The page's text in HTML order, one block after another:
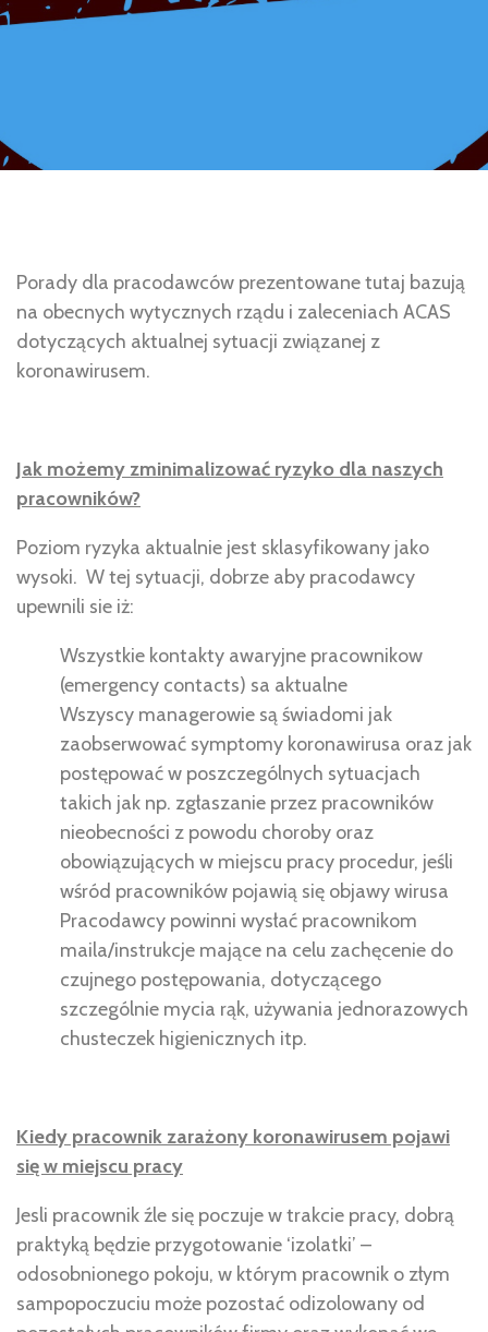
Porady dla pracodawców prezentowane tutaj bazują
na obecnych wytycznych rządu i zaleceniach ACAS
dotyczących aktualnej sytuacji związanej z
koronawirusem.
Jak możemy zminimalizować ryzyko dla naszych
pracowników?
Poziom ryzyka aktualnie jest sklasyfikowany jako
wysoki. W tej sytuacji, dobrze aby pracodawcy
upewnili sie iż:
Wszystkie kontakty awaryjne pracownikow
(emergency contacts) sa aktualne
Wszyscy managerowie są świadomi jak
zaobserwować symptomy koronawirusa oraz jak
postępować w poszczególnych sytuacjach
takich jak np. zgłaszanie przez pracowników
nieobecności z powodu choroby oraz
obowiązujących w miejscu pracy procedur, jeśli
wśród pracowników pojawią się objawy wirusa
Pracodawcy powinni wysłać pracownikom
maila/instrukcje mające na celu zachęcenie do
czujnego postępowania, dotyczącego
szczególnie mycia rąk, używania jednorazowych
chusteczek higienicznych itp.
Kiedy pracownik zarażony koronawirusem pojawi
się w miejscu pracy
Jesli pracownik źle się poczuje w trakcie pracy, dobrą
praktyką będzie przygotowanie ‘izolatki’ –
odosobnionego pokoju, w którym pracownik o złym
sampopoczuciu może pozostać odizolowany od